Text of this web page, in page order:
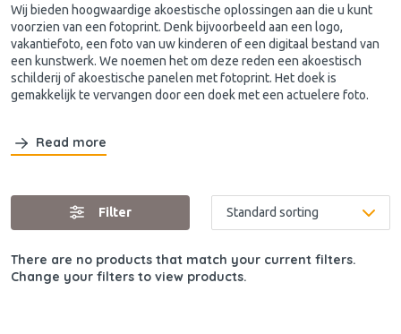
Wij bieden hoogwaardige akoestische oplossingen aan die u kunt
voorzien van een fotoprint. Denk bijvoorbeeld aan een logo,
vakantiefoto, een foto van uw kinderen of een digitaal bestand van
een kunstwerk. We noemen het om deze reden een akoestisch
schilderij of akoestische panelen met fotoprint. Het doek is
gemakkelijk te vervangen door een doek met een actuelere foto.
Read more
Filter
There are no products that match your current filters.
Change your filters to view products.